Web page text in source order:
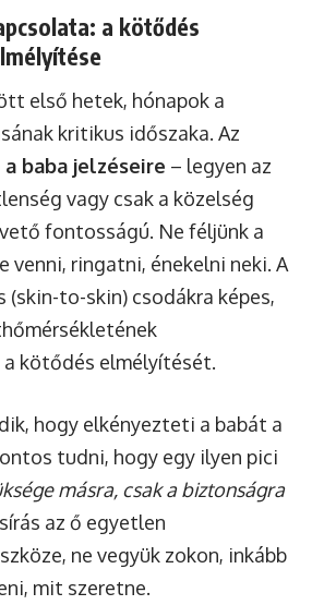
a kötődés
első hetek, hónapok a
kritikus időszaka. Az
baba jelzéseire – legyen az
vagy csak a közelség
fontosságú. Ne féljünk a
venni, ringatni, énekelni neki. A
to-skin) csodákra képes,
a kötődés elmélyítését.
hogy elkényezteti a babát a
tudni, hogy egy ilyen pici
másra, csak a biztonságra
az ő egyetlen
ne vegyük zokon, inkább
mit szeretne.